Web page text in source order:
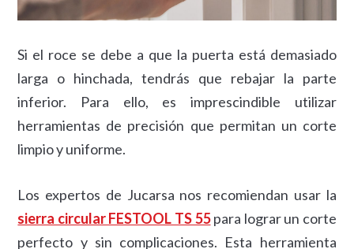
Si el roce se debe a que la puerta está demasiado
larga o hinchada, tendrás que rebajar la parte
inferior. Para ello, es imprescindible utilizar
herramientas de precisión que permitan un corte
limpio y uniforme.
Los expertos de Jucarsa nos recomiendan usar la
sierra circular FESTOOL TS 55para lograr un corte
perfecto y sin complicaciones. Esta herramienta